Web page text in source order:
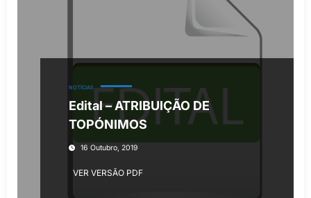
NOTÍCIAS
Edital – ATRIBUIÇÃO DE
TOPÓNIMOS
16 Outubro, 2019
VER VERSÃO PDF